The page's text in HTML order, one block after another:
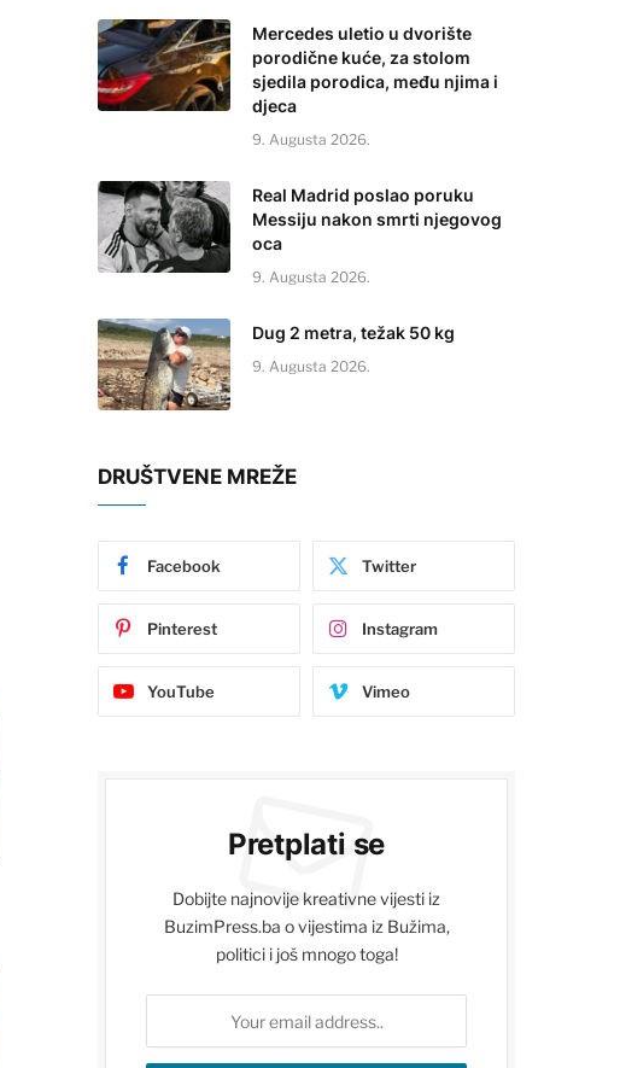
Mercedes uletio u dvorište
porodične kuće, za stolom
sjedila porodica, među njima i
djeca
9. Augusta 2026.
Real Madrid poslao poruku
Messiju nakon smrti njegovog
oca
9. Augusta 2026.
Dug 2 metra, težak 50 kg
9. Augusta 2026.
DRUŠTVENE MREŽE
Facebook Twitter
Pinterest Instagram
YouTube Vimeo
Pretplati se
Dobijte najnovije kreativne vijesti iz
BuzimPress.ba o vijestima iz Bužima,
politici i još mnogo toga!